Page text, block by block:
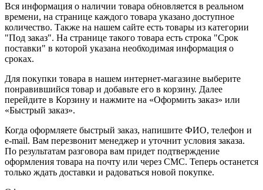
Вся информация о наличии товара обновляется в реальном
времени, на странице каждого товара указано доступное
количество. Также на нашем сайте есть товары из категории
"Под заказ". На странице такого товара есть строка "Срок
поставки" в которой указана необходимая информация о
сроках.
Для покупки товара в нашем интернет-магазине выберите
понравившийся товар и добавьте его в корзину. Далее
перейдите в Корзину и нажмите на «Оформить заказ» или
«Быстрый заказ».
Когда оформляете быстрый заказ, напишите ФИО, телефон и
e-mail. Вам перезвонит менеджер и уточнит условия заказа.
По результатам разговора вам придет подтверждение
оформления товара на почту или через СМС. Теперь останется
только ждать доставки и радоваться новой покупке.